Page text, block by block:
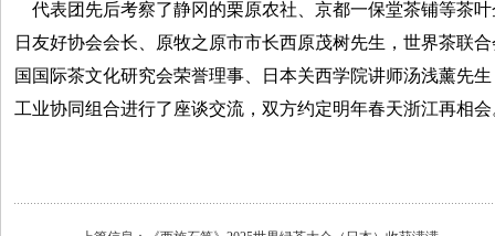
代表团先后考察了静冈的栗原农社、京都一保堂茶铺等茶
日友好协会会长、原牧之原市市长西原茂树先生，世界茶联
国国际茶文化研究会荣誉理事、日本关西学院讲师汤浅薰先
工业协同组合进行了座谈交流，双方约定明年春天浙江再相会